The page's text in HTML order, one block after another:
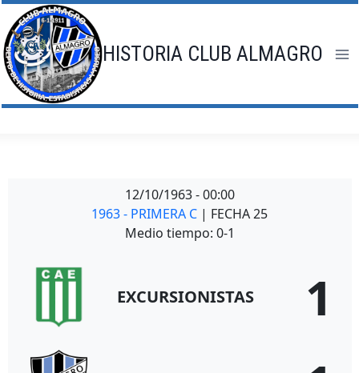
Saltar
al
contenido
HISTORIA CLUB ALMAGRO
12/10/1963 - 00:00
1963 - PRIMERA C | FECHA 25
Medio tiempo: 0-1
EXCURSIONISTAS 1